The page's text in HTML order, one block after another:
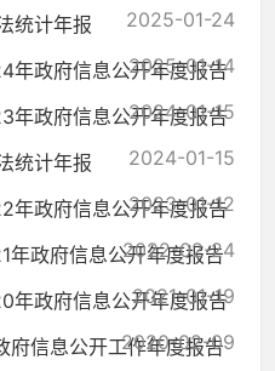
统计年报 2025-01-24
年政府信息公开年度报告
2025-01-14
年政府信息公开年度报告
2024-01-15
统计年报 2024-01-15
年政府信息公开年度报告
2023-01-12
年政府信息公开年度报告
2022-02-24
年政府信息公开年度报告
2021-01-19
府信息公开工作年度报告
2020-02-09